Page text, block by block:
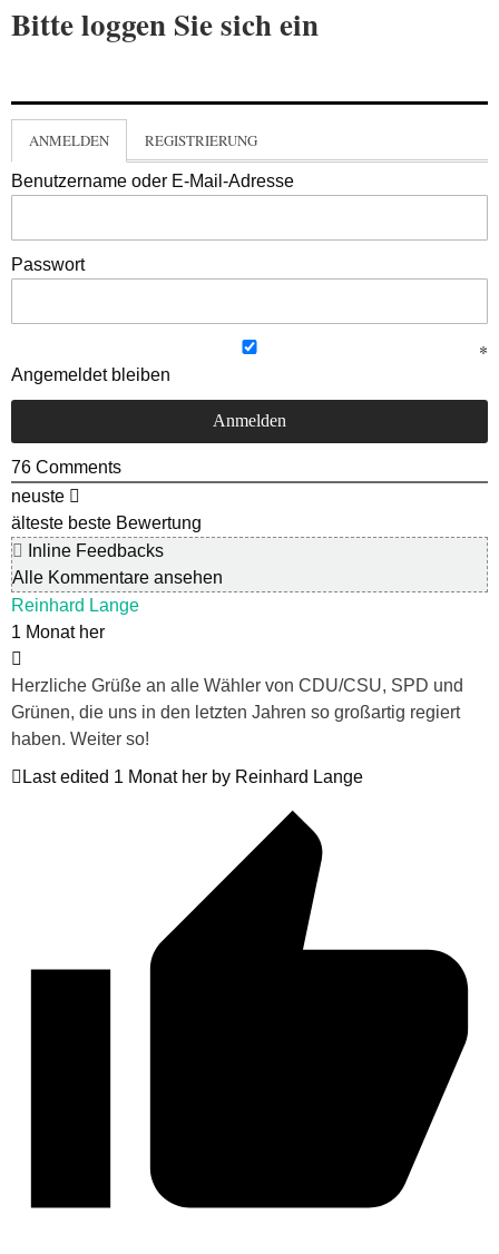
Bitte loggen Sie sich ein
ANMELDEN REGISTRIERUNG
Benutzername oder E-Mail-Adresse
Passwort
Angemeldet bleiben
76 Comments
neuste
älteste beste Bewertung
Inline Feedbacks
Alle Kommentare ansehen
Reinhard Lange
1 Monat her
Herzliche Grüße an alle Wähler von CDU/CSU, SPD und
Grünen, die uns in den letzten Jahren so großartig regiert
haben. Weiter so!
Last edited 1 Monat her by Reinhard Lange